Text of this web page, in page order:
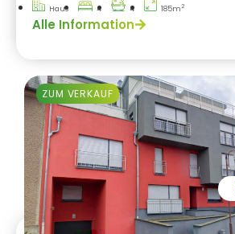
Haus 4 4 185m2
Alle Information
ZUM VERKAUF